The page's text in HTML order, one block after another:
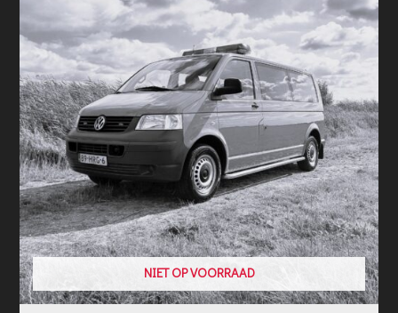
NIET OP VOORRAAD